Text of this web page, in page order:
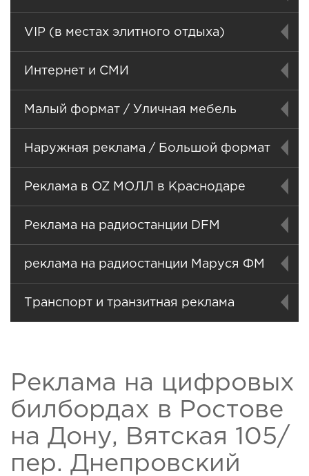
VIP (в местах элитного отдыха)
Интернет и СМИ
Малый формат / Уличная мебель
Наружная реклама / Большой формат
Реклама в OZ МОЛЛ в Краснодаре
Реклама на радиостанции DFM
реклама на радиостанции Маруся ФМ
Транспорт и транзитная реклама
Реклама на цифровых
билбордах в Ростове
на Дону, Вятская 105/
пер. Днепровский